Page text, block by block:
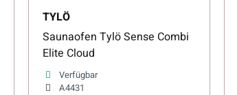
TYLÖ
Saunaofen Tylö Sense Combi
Elite Cloud
Verfügbar
A4431